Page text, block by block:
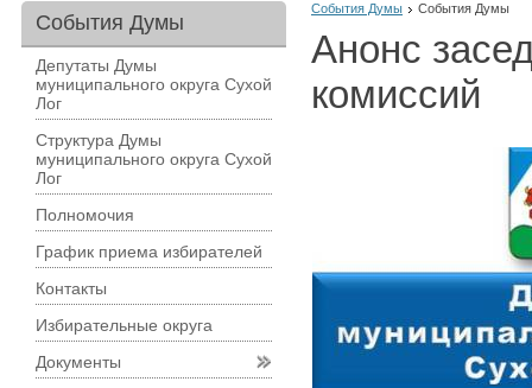
События Думы События Думы
Анонс
комиссий
События Думы
Депутаты Думы
муниципального округа Сухой
Лог
Структура Думы
муниципального округа Сухой
Лог
Полномочия
График приема избирателей
Контакты
Избирательные округа
Документы